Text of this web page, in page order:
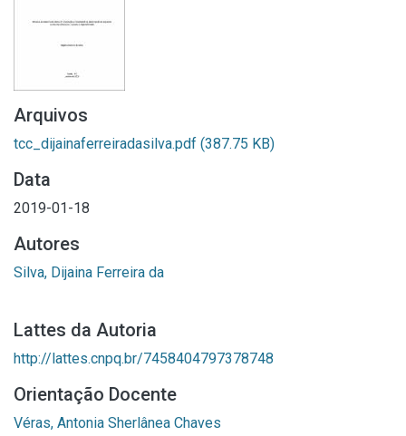
Arquivos
tcc_dijainaferreiradasilva.pdf (387.75 KB)
Data
2019-01-18
Autores
Silva, Dijaina Ferreira da
Lattes da Autoria
http://lattes.cnpq.br/7458404797378748
Orientação Docente
Véras, Antonia Sherlânea Chaves